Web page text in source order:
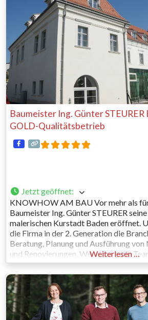
Baumeister Ing. Günter STEURER
GOLD-Qualitätsbetrieb
Jetzt geöffnet:
KNOWHOW AM BAU Vor mehr als
Baumeister Ing. Günter STEURER
malerischen Kurstadt Baden eröffnet.
die Firma in der 2. Generation die
Beratung, Planung und Ausführung von
und Renovierungen. Wenn man sein
ihren Spezialgebieten fragt, so lautet
Revitalisierung
Weiterlesen …